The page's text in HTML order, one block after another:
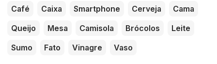
Café Caixa Smartphone Cerveja
Cama
Queijo
Mesa Camisola Brócolos
Leite
Sumo
Fato Vinagre Vaso